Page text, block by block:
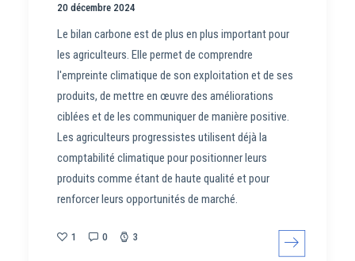
20 décembre 2024
Le bilan carbone est de plus en plus important pour
les agriculteurs. Elle permet de comprendre
l'empreinte climatique de son exploitation et de ses
produits, de mettre en œuvre des améliorations
ciblées et de les communiquer de manière positive.
Les agriculteurs progressistes utilisent déjà la
comptabilité climatique pour positionner leurs
produits comme étant de haute qualité et pour
renforcer leurs opportunités de marché.
1 0 3